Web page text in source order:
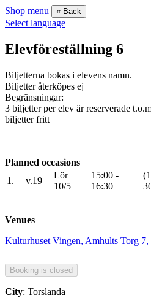
Shop menu « Back
Select language
Elevföreställning 6
Biljetterna bokas i elevens namn.
Biljetter återköpes ej
Begränsningar:
3 biljetter per elev är reserverade
biljetter fritt
Planned occasions
1.
v.19
Lör
10/5
15:00 -
16:30
Venues
Kulturhuset Vingen, Amhults Torg 7,
City: Torslanda